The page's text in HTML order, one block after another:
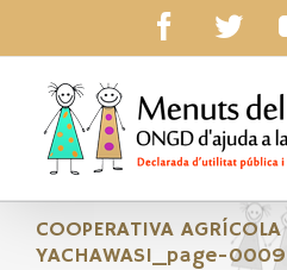
content
facebook
COOPERATIVA
YACHAWASI_page-0009